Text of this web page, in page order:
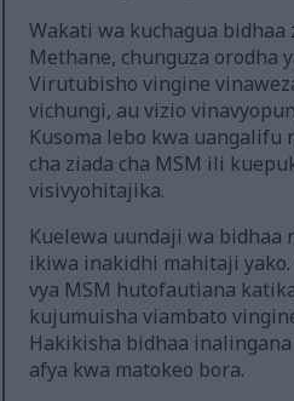
Wakati wa kuchagua bidhaa
Methane, chunguza orodha
Virutubisho vingine
vichungi, au vizio
Kusoma lebo kwa uangalifu
cha ziada cha MSM ili
visivyohitajika.
Kuelewa uundaji wa bidhaa
ikiwa inakidhi mahitaji
vya MSM hutofautiana
kujumuisha viambato
Hakikisha bidhaa
afya kwa matokeo bora.